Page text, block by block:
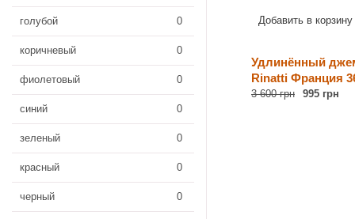
голубой 0
коричневый 0
фиолетовый 0
синий 0
зеленый 0
красный 0
черный 0
Добавить в корзину
Удлинённый
Rinatti Франция
3 600 грн 995 грн